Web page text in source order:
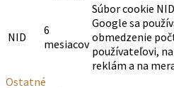
NID
6
mesiacov
Súbor cookie
Google sa
obmedzenie
používateľovi,
reklám a na
Ostatné